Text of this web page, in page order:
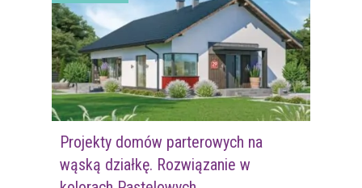
Projekty domów parterowych na
wąską działkę. Rozwiązanie w